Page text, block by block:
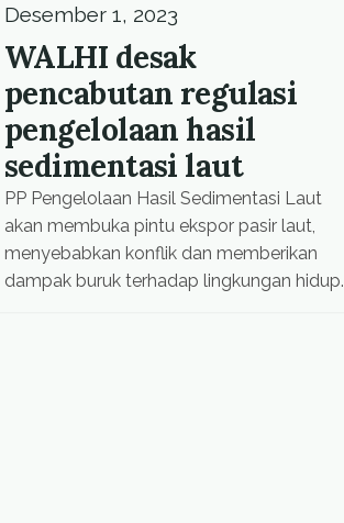
Desember 1, 2023
WALHI desak
pencabutan regulasi
pengelolaan hasil
sedimentasi laut
PP Pengelolaan Hasil Sedimentasi Laut
akan membuka pintu ekspor pasir laut,
menyebabkan konflik dan memberikan
dampak buruk terhadap lingkungan hidup.